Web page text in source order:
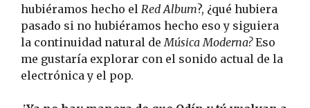
hubiéramos hecho el Red Album?, ¿qué hubiera
pasado si no hubiéramos hecho eso y siguiera
la continuidad natural de Música Moderna?Eso
me gustaría explorar con el sonido actual de la
electrónica y el pop.